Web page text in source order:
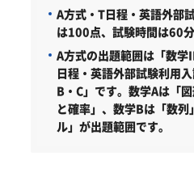
A方式・T日程・英語外部
は100点、試験時間は60分
A方式の出題範囲は「数
日程・英語外部試験利用
B・C」です。数学Aは「
と確率」、数学Bは「数列
ル」が出題範囲です。